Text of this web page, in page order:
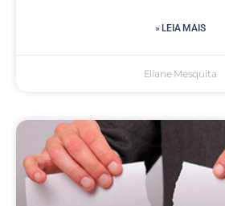
» LEIA MAIS
Eliane Mesquita